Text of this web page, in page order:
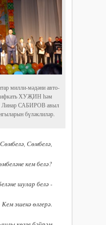
милли-мәдәни ав­то­
ХУ­ҖИН һәм
Ли­нар СА­БИРОВ авыл
бүләклиләр.
Сөмбелә,
кем белә?
шулар белә -
Кем эшенә өлгерә.